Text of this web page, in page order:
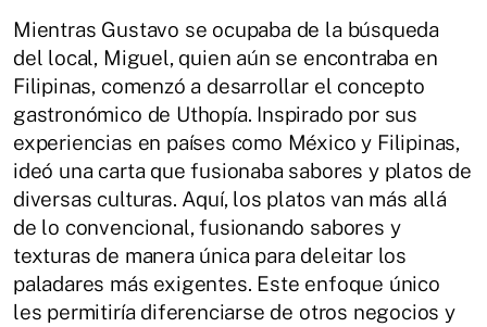
Mientras Gustavo se ocupaba de la búsqueda
del local, Miguel, quien aún se encontraba en
Filipinas, comenzó a desarrollar el concepto
gastronómico de Uthopía. Inspirado por sus
experiencias en países como México y Filipinas,
ideó una carta que fusionaba sabores y platos de
diversas culturas. Aquí, los platos van más allá
de lo convencional, fusionando sabores y
texturas de manera única para deleitar los
paladares más exigentes. Este enfoque único
les permitiría diferenciarse de otros negocios y